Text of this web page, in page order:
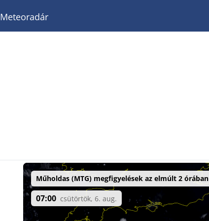
Meteoradár
Műholdas (MTG) megfigyelések az elmúlt 2 órában
07:00 csütörtök, 6. aug.